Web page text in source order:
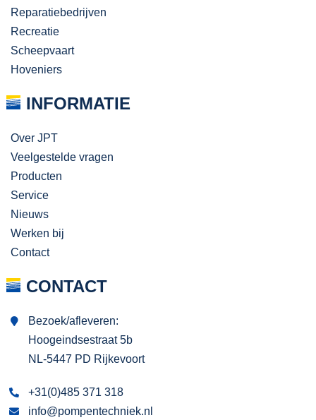
Reparatiebedrijven
Recreatie
Scheepvaart
Hoveniers
INFORMATIE
Over JPT
Veelgestelde vragen
Producten
Service
Nieuws
Werken bij
Contact
CONTACT
Bezoek/afleveren:
Hoogeindsestraat 5b
NL-5447 PD Rijkevoort
+31(0)485 371 318
info@pompentechniek.nl